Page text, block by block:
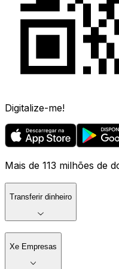
Digitalize-me!
Mais de 113 milhões de
Transferir dinheiro
Xe Empresas